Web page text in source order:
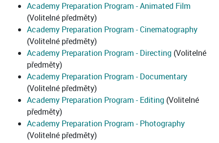
Academy Preparation Program - Animated Film
(Volitelné předměty)
Academy Preparation Program - Cinematography
(Volitelné předměty)
Academy Preparation Program - Directing (Volitelné
předměty)
Academy Preparation Program - Documentary
(Volitelné předměty)
Academy Preparation Program - Editing (Volitelné
předměty)
Academy Preparation Program - Photography
(Volitelné předměty)